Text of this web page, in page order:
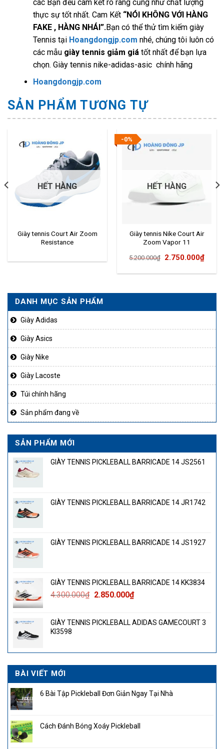
DANH MỤC SẢN PHẨM
Giày Adidas
Giày Asics
Giày Nike
Giày Lacoste
Túi chính hãng
Sản phẩm đang về
SẢN PHẨM MỚI
GIÀY TENNIS PICKLEBALL BARRICADE 14 JS2561
GIÀY TENNIS PICKLEBALL BARRICADE 14 JR1742
GIÀY TENNIS PICKLEBALL BARRICADE 14 JS1927
GIÀY TENNIS PICKLEBALL BARRICADE 14 KK3834
4.300.000₫ Giá
4.300.000₫.
2.850.000₫Giá
là:
GIÀY TENNIS PICKLEBALL ADIDAS GAMECOURT 3
KI3598
BÀI VIẾT MỚI
6 Bài Tập Pickleball Đơn Giản Ngay Tại Nhà
Cách Đánh Bóng Xoáy Pickleball
các Bạn đều cam kết rõ ràng cũng như chất lượng
thực sự tốt nhất. Cam Kết “NÓI KHÔNG VỚI HÀNG
FAKE , HÀNG NHÁI”.Bạn có thể thử tìm kiếm giày
Tennis tại Hoangdongjp.com nhé, chúng tôi luôn có
các mẫu giày tennis giảm giátốt nhất để bạn lựa
chọn. Giày tennis nike-adidas-asic chính hãng
Hoangdongjp.com
SẢN PHẨM TƯƠNG TỰ
HẾT HÀNG
Giày tennis Court Air Zoom
Resistance
-0%
HẾT HÀNG
Giày tennis Nike Court Air
Zoom Vapor 11
5.200.000₫ Giá
5.200.000₫.
2.750.000₫Giá
là: